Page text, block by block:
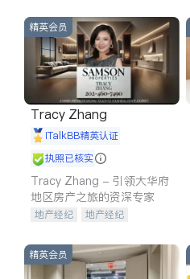
精英会员
Tracy Zhang
iTalkBB精英认证
执照已核实
Tracy Zhang - 引领大华府
地区房产之旅的资深专家
地产经纪
地产经纪
商铺租售
开发商建商
精英会员